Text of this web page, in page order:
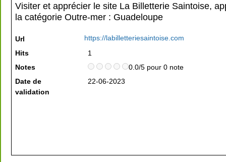
Visiter et apprécier le site La Billetterie Saintoise,
la catégorie Outre-mer : Guadeloupe
Url
https://labilletteriesaintoise.com
Hits
1
Notes
0.0/5 pour 0 note
Date de
validation
22-06-2023